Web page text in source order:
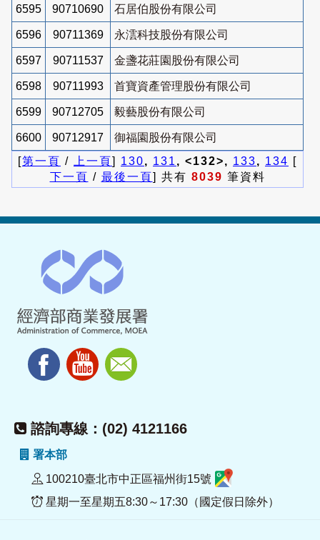
6595 90710690 石居伯股份有限公司
6596 90711369 永澐科技股份有限公司
6597 90711537 金盞花莊園股份有限公司
6598 90711993 首寶資產管理股份有限公司
6599 90712705 毅藝股份有限公司
6600 90712917
御福園股份有限公司
[第一頁 / 上一頁] 130, 131 , <132>, 133, 134 [
下一頁 / 最後一頁] 共有 8039 筆資料
諮詢專線：(02) 4121166
署本部
100210臺北市中正區福州街15號
星期一至星期五8:30～17:30（國定假日除外）